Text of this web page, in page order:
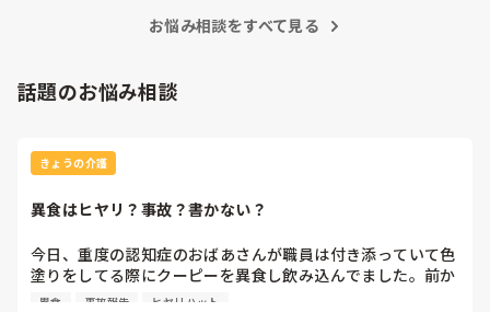
お悩み相談をすべて見る
話題のお悩み相談
きょうの介護
異食はヒヤリ？事故？書かない？
今日、重度の認知症のおばあさんが職員は付き添っていて色
塗りをしてる際にクーピーを異食し飲み込んでました。前か
ら異食しそうな雰囲気はありました。
異食 事故報告 ヒヤリハット